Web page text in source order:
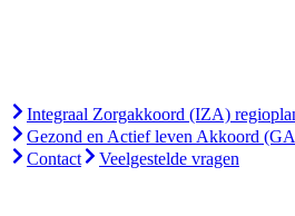
Integraal Zorgakkoord (IZA)
Gezond en Actief leven Akkoord
Contact
Veelgestelde vragen